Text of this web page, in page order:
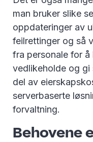
man bruker slike
oppdateringer av
feilrettinger og så
fra personale for
vedlikeholde og gi
del av
serverbaserte
forvaltning.
Behovene